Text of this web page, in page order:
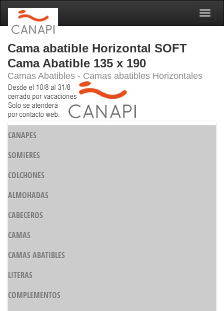
Cama abatible Horizontal SOFT
Cama Abatible 135 x 190
Camas Abatibles - Camas abatibles Horizontales
CANAPES
SOMIERES
COLCHONES
ALMOHADAS
CABECEROS
CAMAS
CAMAS ABATIBLES
LITERAS
COMPLEMENTOS